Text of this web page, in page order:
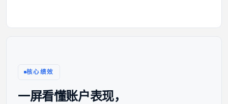
核心绩效
一屏看懂账户表现，